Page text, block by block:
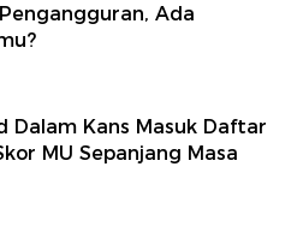
Ada
Dalam Kans Masuk Daftar
MU Sepanjang Masa